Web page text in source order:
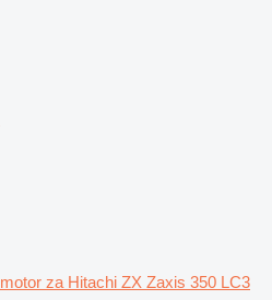
motor za Hitachi ZX Zaxis 350 LC3